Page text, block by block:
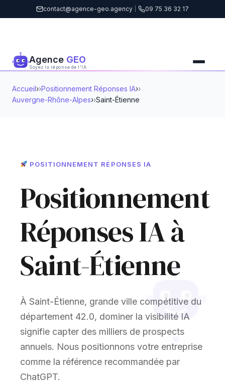
contact@agence-geo.agency 09 75 36 32 17
Agence GEO
Soyez la réponse de l'IA
Accueil› Positionnement Réponses IA›
Auvergne-Rhône-Alpes› Saint-Étienne
POSITIONNEMENT RÉPONSES IA
Positionnement
Réponses IA à
Saint-Étienne
À Saint-Étienne, grande ville compétitive du
département 42.0, dominer la visibilité IA
signifie capter des milliers de prospects
annuels. Nous positionnons votre entreprise
comme la référence recommandée par
ChatGPT.